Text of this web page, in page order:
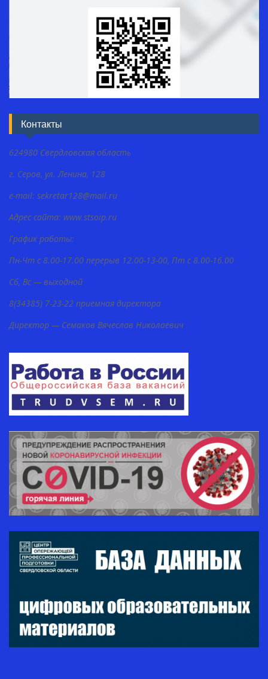
Контакты
624980 Свердловская область
г. Серов, ул. Ленина, 128
e-mail: sekretar128@mail.ru
Адрес сайта: www.stsoip.ru
График работы:
Пн-Чт с 8.00-17.00 перерыв 12.00-13-00, Пт с 8.00-16.00
Сб, Вс — выходной
8(34385) 7-23-22 приемная директора
Директор — Семаков Вячеслав Николаевич